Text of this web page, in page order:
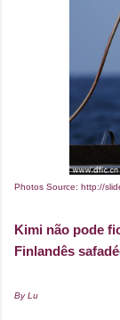
Photos Source: http://
Kimi não pode
Finlandês
By Lu